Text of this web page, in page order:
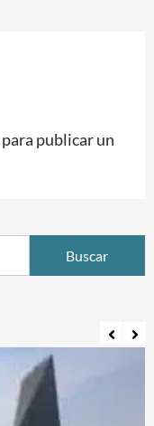
para publicar un